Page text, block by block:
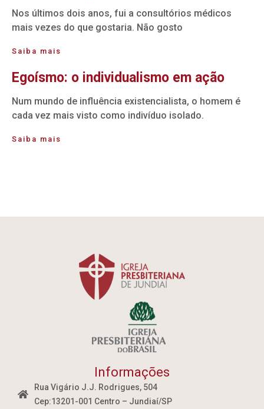
Nos últimos dois anos, fui a consultórios médicos
mais vezes do que gostaria. Não gosto
Saiba mais
Egoísmo: o individualismo em ação
Num mundo de influência existencialista, o homem é
cada vez mais visto como indivíduo isolado.
Saiba mais
Informações
Rua Vigário J.J. Rodrigues, 504
Cep:13201-001 Centro – Jundiaí/SP